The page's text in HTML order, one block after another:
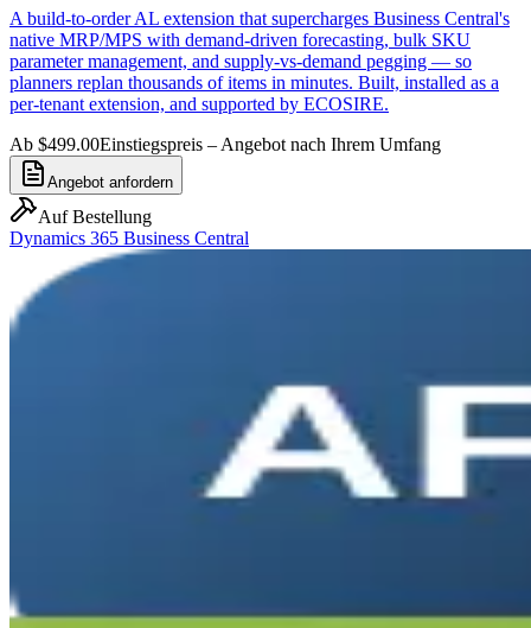
A build-to-order AL extension that supercharges Business Central's
native MRP/MPS with demand-driven forecasting, bulk SKU
parameter management, and supply-vs-demand pegging — so
planners replan thousands of items in minutes. Built, installed as a
per-tenant extension, and supported by ECOSIRE.
Ab $499.00Einstiegspreis – Angebot nach Ihrem Umfang
Angebot anfordern
Auf Bestellung
Dynamics 365 Business Central